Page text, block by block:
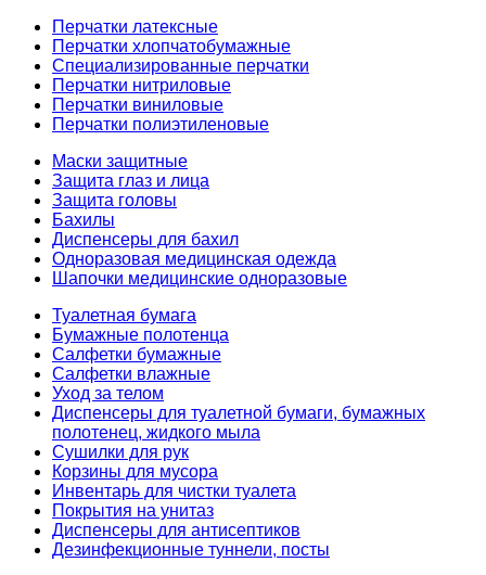
Перчатки латексные
Перчатки хлопчатобумажные
Специализированные перчатки
Перчатки нитриловые
Перчатки виниловые
Перчатки полиэтиленовые
Маски защитные
Защита глаз и лица
Защита головы
Бахилы
Диспенсеры для бахил
Одноразовая медицинская одежда
Шапочки медицинские одноразовые
Туалетная бумага
Бумажные полотенца
Салфетки бумажные
Салфетки влажные
Уход за телом
Диспенсеры для туалетной бумаги, бумажных
полотенец, жидкого мыла
Сушилки для рук
Корзины для мусора
Инвентарь для чистки туалета
Покрытия на унитаз
Диспенсеры для антисептиков
Дезинфекционные туннели, посты